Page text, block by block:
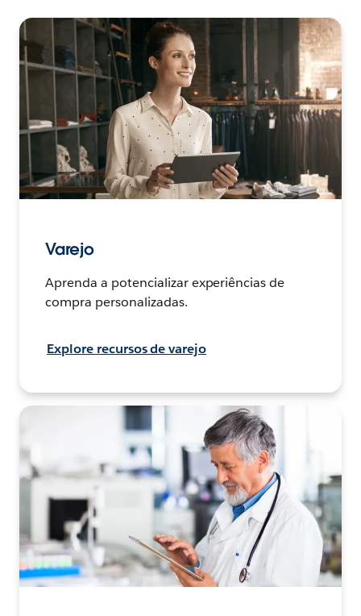
Varejo
Aprenda a potencializar experiências de
compra personalizadas.
Explore recursos de varejo